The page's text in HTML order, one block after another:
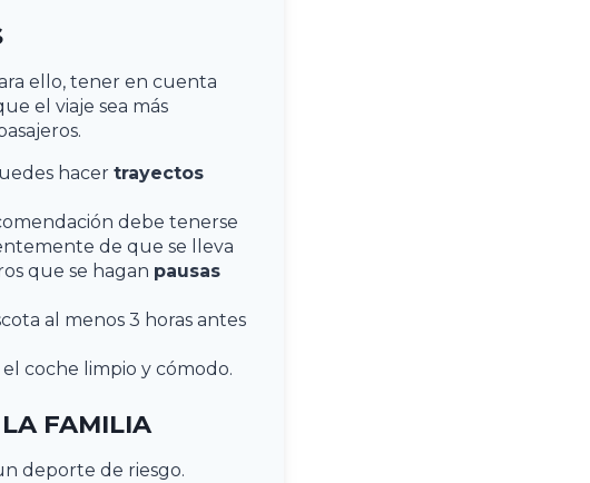
ello, tener en cuenta
el viaje sea más
hacer trayectos
debe tenerse
de que se lleva
que se hagan pausas
al menos 3 horas antes
coche limpio y cómodo.
FAMILIA
deporte de riesgo.